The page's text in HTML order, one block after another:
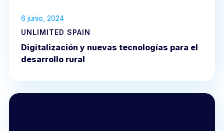
6 junio, 2024
UNLIMITED SPAIN
Digitalización y nuevas tecnologías para el
desarrollo rural